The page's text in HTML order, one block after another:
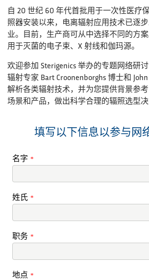
自 20 世纪 60 年代首批用于一次性医疗
照器安装以来，电离辐射应用技术已逐
业。目前，生产商可从中选择不同的方
用于灭菌的电子束、X 射线和伽玛源。
欢迎参加 Sterigenics 举办的专题网络研
辐射专家 Bart Croonenborghs 博士和
解析各类辐射技术，并为您提供背景参
场景和产品，做出科学合理的辐照选型决
填写以下信息以参与网
名字 *
姓氏 *
职务 *
地点 *